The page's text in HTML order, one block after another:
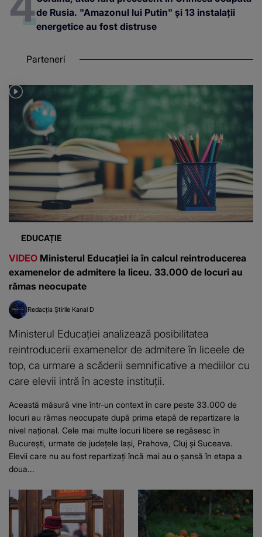
de Rusia. "Amazonul lui Putin" și 13 instalații
energetice au fost distruse
Parteneri
EDUCAȚIE
VIDEO Ministerul Educației ia în calcul reintroducerea
examenelor de admitere la liceu. 33.000 de locuri au
rămas neocupate
Redacția Știrile Kanal D
Ministerul Educației analizează posibilitatea
reintroducerii examenelor de admitere în liceele de
top, ca urmare a scăderii semnificative a mediilor cu
care elevii intră în aceste instituții.
Această măsură vine într-un context în care peste 33.000 de
locuri au rămas neocupate după prima etapă de repartizare la
nivel național. Cele mai multe locuri libere se regăsesc în
București, urmate de județele Iași, Prahova, Cluj și Suceava.
Elevii care nu au fost repartizați încă mai au o șansă în etapa a
doua...